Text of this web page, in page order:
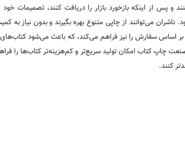
و پس از اینکه بازخورد بازار را دریافت کنند، تصمیمات
می‌توانند از چاپی متنوع بهره بگیرند و بدون نیاز به
اساس سفارش را نیز فراهم می‌کند، که باعث می‌شود کتاب‌های
چاپ کتاب امکان تولید سریع‌تر و کم‌هزینه‌تر کتاب‌ها را
کنند.